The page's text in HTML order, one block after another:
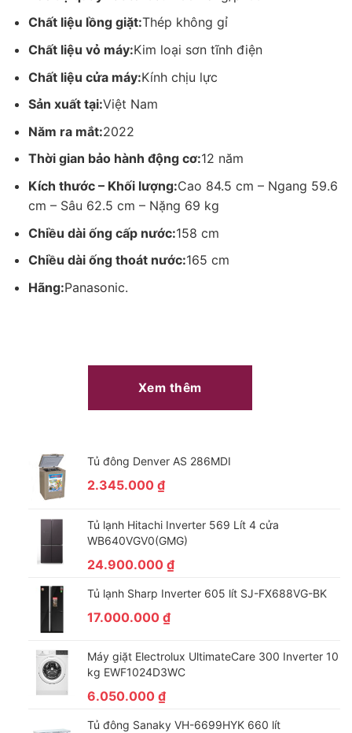
*Hình ảnh chỉ mang tính chất minh họa
– Máy giặt này được
tích hợp sẵn 16 chương trình giặt
phút, giặt nhẹ, giặt ngừa dị ứng,…(xem thêm tại bảng thông
số kỹ thuật).Tích hợp các chương trình sấy quần áo tiện lợi sử
quần áo.
Công nghệ giặt đặc biệt
– Công nghệ giặt nước nóng StainMaster+: ngoài những vết
bẩn như: mồ hôi, bùn đất, nước sốt, công nghệ này còn có thể
loại bỏ vết bẩn trên cổ cũng như tay áo, vết dầu mỡ, khi duy
nhiệt độ nước nóng từ 40°C đến 90°C tiêu diệt 99.99% vi
*Hình ảnh chỉ mang tính chất minh họa
– Hệ thống Active Foam:
hàng triệu bọt khí li ti, thẩm thấu cực nhanh trên quần áo
giúp đánh bật hoàn toàn các vết bẩn cứng đầu, đảm bảo quần
áo sẽ luôn được giặt sạch sẽ, tươm tất và an toàn cho làn da
Chất liệu lồng giặt:Thép không gỉ
Chất liệu vỏ máy:Kim loại sơn tĩnh điện
Chất liệu cửa máy:Kính chịu lực
Sản xuất tại:Việt Nam
Năm ra mắt:2022
Thời gian bảo hành động cơ:12 năm
Kích thước – Khối lượng:Cao 84.5 cm – Ngang 59.6
cm – Sâu 62.5 cm – Nặng 69 kg
Chiều dài ống cấp nước:158 cm
Chiều dài ống thoát nước:165 cm
Hãng:Panasonic.
Xem thêm
Tủ đông Denver AS 286MDI
2.345.000 ₫
Tủ lạnh Hitachi Inverter 569 Lít 4 cửa
WB640VGV0(GMG)
24.900.000 ₫
Tủ lạnh Sharp Inverter 605 lít SJ-FX688VG-BK
17.000.000 ₫
Máy giặt Electrolux UltimateCare 300 Inverter 10
kg EWF1024D3WC
6.050.000 ₫
Tủ đông Sanaky VH-6699HYK 660 lít